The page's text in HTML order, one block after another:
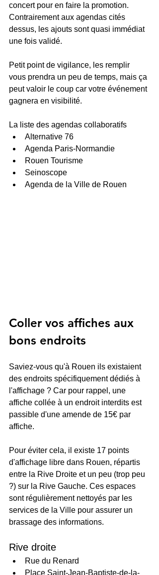
concert pour en faire la promotion.
Contrairement aux agendas cités
dessus, les ajouts sont quasi immédiat
une fois validé.
Petit point de vigilance, les remplir
vous prendra un peu de temps, mais ça
peut valoir le coup car votre événement
gagnera en visibilité.
La liste des agendas collaboratifs
Alternative 76
Agenda Paris-Normandie
Rouen Tourisme
Seinoscope
Agenda de la Ville de Rouen
Coller vos affiches aux
bons endroits
Saviez-vous qu'à Rouen ils existaient
des endroits spécifiquement dédiés à
l'affichage ? Car pour rappel, une
affiche collée à un endroit interdits est
passible d'une amende de 15€ par
affiche.
Pour éviter cela, il existe 17 points
d'affichage libre dans Rouen, répartis
entre la Rive Droite et un peu (trop peu
?) sur la Rive Gauche. Ces espaces
sont régulièrement nettoyés par les
services de la Ville pour assurer un
brassage des informations.
Rive droite
Rue du Renard
Place Saint-Jean-Baptiste-de-la-